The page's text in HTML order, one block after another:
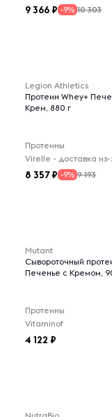
9 366 -9% 10 303
Legion Athletics
Протеин Whey+
Крем, 880 г
Протеины
8 357 -9% 9 193
Mutant
Сывороточный
Печенье с Кремом,
Протеины
Vitaminof
4 122